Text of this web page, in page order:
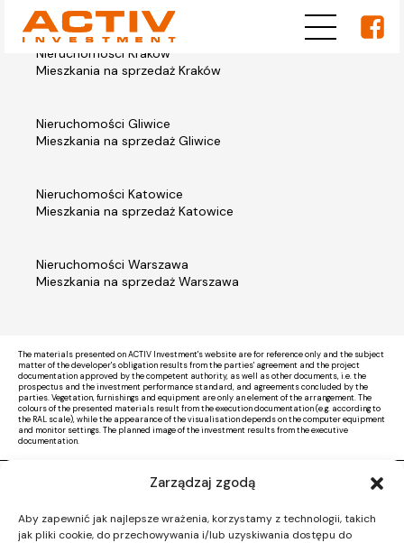
Zarządzaj zgodą
Aby zapewnić jak najlepsze wrażenia, korzystamy z technologii, takich
jak pliki cookie, do przechowywania i/lub uzyskiwania dostępu do
Nieruchomości Kraków
Mieszkania na sprzedaż Kraków
Nieruchomości Gliwice
Mieszkania na sprzedaż Gliwice
Nieruchomości Katowice
Mieszkania na sprzedaż Katowice
Nieruchomości Warszawa
Mieszkania na sprzedaż Warszawa
The materials presented on ACTIV Investment's website are for reference only and the subject
matter of the developer's obligation results from the parties' agreement and the project
documentation approved by the competent authority, as well as other documents, i.e. the
prospectus and the investment performance standard, and agreements concluded by the
parties. Vegetation, furnishings and equipment are only an element of the arrangement. The
colours of the presented materials result from the execution documentation (e.g. according to
the RAL scale), while the appearance of the visualisation depends on the computer equipment
and monitor settings. The planned image of the investment results from the executive
documentation.
Activ Investment|Polityka prywatności
Design by CTL MEDIA | Strona www: Proformat